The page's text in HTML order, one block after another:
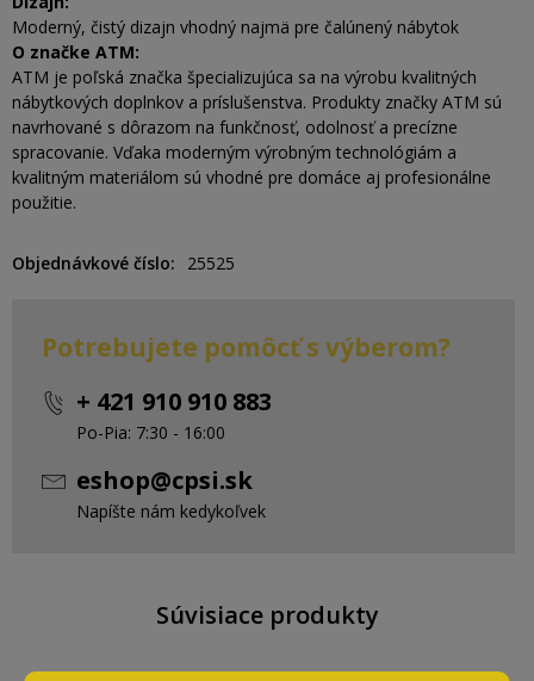
Moderný, čistý dizajn vhodný najmä pre čalúnený nábytok
O značke ATM:
ATM je poľská značka špecializujúca sa na výrobu kvalitných
nábytkových doplnkov a príslušenstva. Produkty značky ATM sú
navrhované s dôrazom na funkčnosť, odolnosť a precízne
spracovanie. Vďaka moderným výrobným technológiám a
kvalitným materiálom sú vhodné pre domáce aj profesionálne
použitie.
Objednávkové číslo 25525
Potrebujete pomôcť s výberom?
+ 421 910 910 883
Po-Pia: 7:30 - 16:00
eshop@cpsi.sk
Napíšte nám kedykoľvek
Súvisiace produkty